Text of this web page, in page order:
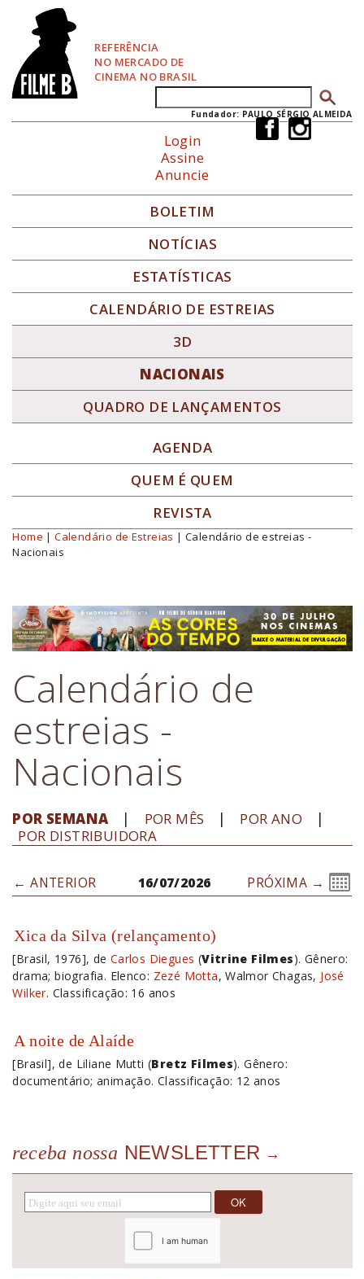
REFERÊNCIA
NO MERCADO DE
CINEMA NO BRASIL
Formulário de busca
Fundador: PAULO SÉRGIO ALMEIDA
Login
Assine
Anuncie
BOLETIM
NOTÍCIAS
ESTATÍSTICAS
CALENDÁRIO DE ESTREIAS
3D
NACIONAIS
QUADRO DE LANÇAMENTOS
AGENDA
QUEM É QUEM
REVISTA
Você está aqui
Home |Calendário de Estreias | Calendário de estreias -
Nacionais
Calendário de
estreias -
Nacionais
POR SEMANA POR MÊS
POR ANO
POR DISTRIBUIDORA
← ANTERIOR 16/07/2026 PRÓXIMA →
Xica da Silva (relançamento)
[Brasil, 1976], de Carlos Diegues (Vitrine Filmes). Gênero:
drama; biografia. Elenco: Zezé Motta, Walmor Chagas, José
Wilker. Classificação: 16 anos
A noite de Alaíde
[Brasil], de Liliane Mutti (Bretz Filmes). Gênero:
documentário; animação. Classificação: 12 anos
receba nossa NEWSLETTER